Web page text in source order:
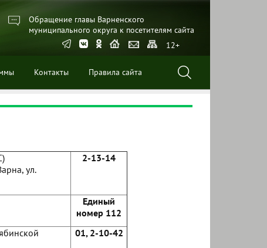
Обращение главы Варненского
муниципального округа к посетителям сайта
12+
Контакты Правила сайта
ул.
2-13-14
Единый
номер 112
01, 2-10-42